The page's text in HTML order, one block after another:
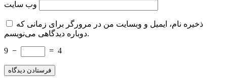
وب‌ سایت
ذخیره نام، ایمیل و وبسایت من در مرورگر برای زمانی که
دوباره دیدگاهی می‌نویسم.
9 − = 4